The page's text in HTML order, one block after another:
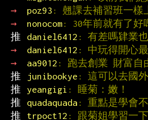
→
poz93 : 翹課去補習班一樣
→
nonocom: 30年前就有了好
推
daniel6412 : 有差嗎肄業
→
daniel6412 : 中玩得開心
→
aa9012 : 跑去創業 財富自
推
junibookye : 這可以去國
推
yeangigi : 睡菊：嫩！
推
quadaquada : 重點是學會
推
trpoct12 : 跟菊姐學習一